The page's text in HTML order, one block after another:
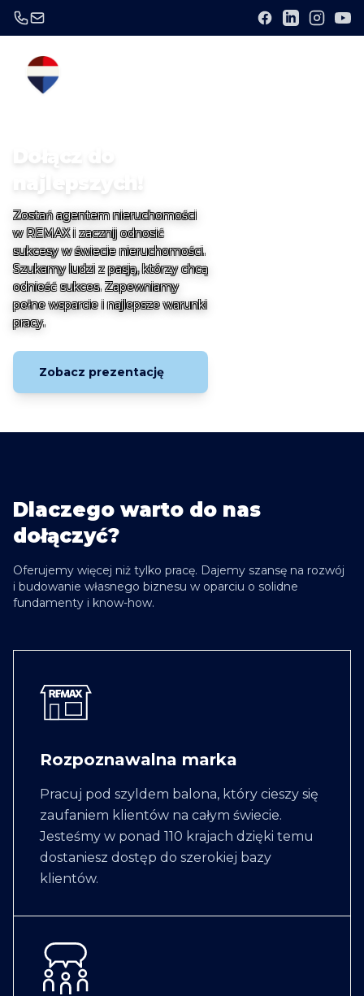
Dołącz do
najlepszych!
Zostań agentem nieruchomości
w REMAX i zacznij odnosić
sukcesy w świecie nieruchomości.
Szukamy ludzi z pasją, którzy chcą
odnieść sukces. Zapewniamy
pełne wsparcie i najlepsze warunki
pracy.
Zobacz prezentację
Dlaczego warto do nas
dołączyć?
Oferujemy więcej niż tylko pracę. Dajemy szansę na rozwój
i budowanie własnego biznesu w oparciu o solidne
fundamenty i know-how.
Rozpoznawalna marka
Pracuj pod szyldem balona, który cieszy się
zaufaniem klientów na całym świecie.
Jesteśmy w ponad 110 krajach dzięki temu
dostaniesz dostęp do szerokiej bazy
klientów.